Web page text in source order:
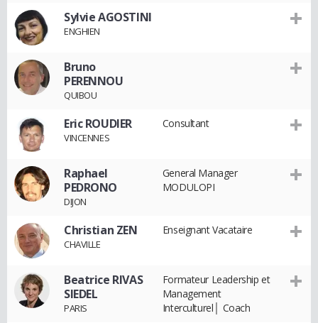
Sylvie AGOSTINI
ENGHIEN
Bruno
PERENNOU
QUIBOU
Eric ROUDIER
VINCENNES
Consultant
Raphael
PEDRONO
DIJON
General Manager
MODULOPI
Christian ZEN
CHAVILLE
Enseignant Vacataire
Beatrice RIVAS
SIEDEL
PARIS
Formateur Leadership et
Management
Interculturel│ Coach